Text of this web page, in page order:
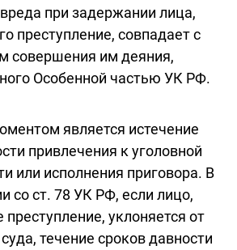
при задержании лица,
преступление, совпадает с
совершения им деяния,
Особенной частью УК РФ.
является истечение
привлечения к уголовной
или исполнения приговора. В
со ст. 78 УК РФ, если лицо,
уклоняется от
течение сроков давности